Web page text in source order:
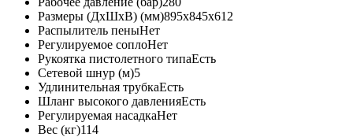
Размеры (ДxШxВ) (мм)895х845х612
Распылитель пеныНет
Регулируемое соплоНет
Рукоятка пистолетного типаЕсть
Сетевой шнур (м)5
Удлинительная трубкаЕсть
Шланг высокого давленияЕсть
Регулируемая насадкаНет
Вес (кг)114